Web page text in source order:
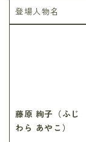
登場人物名
藤原 絢子（ふじ
わら あやこ）